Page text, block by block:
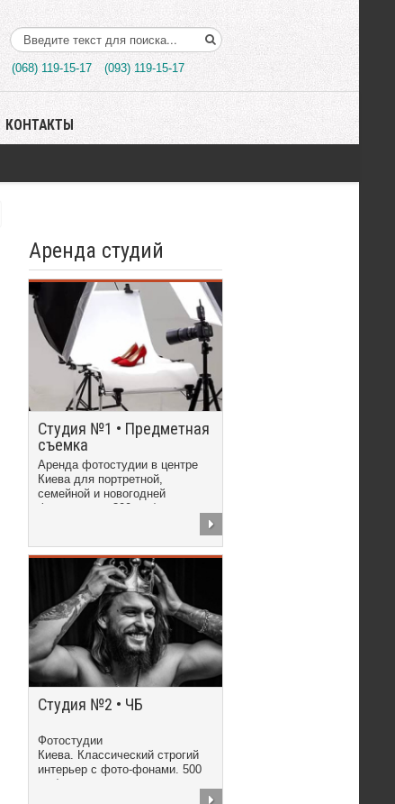
Поиск..
(068) 119-15-17 (093) 119-15-17
КОНТАКТЫ
Аренда студий
Студия №1 • Предметная
съемка
Аренда фотостудии в центре
Киева для портретной,
семейной и новогодней
фотосъемки. 300 грн/час
Студия №2 • ЧБ
Фотостудии
Киева. Классический строгий
интерьер с фото-фонами. 500
грн/час